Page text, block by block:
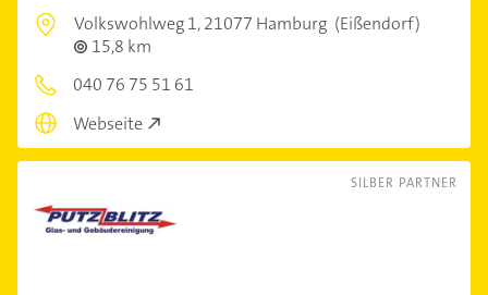
Volkswohlweg 1,21077 Hamburg (Eißendorf)
15,8 km
040 76 75 51 61
Webseite
SILBER PARTNER